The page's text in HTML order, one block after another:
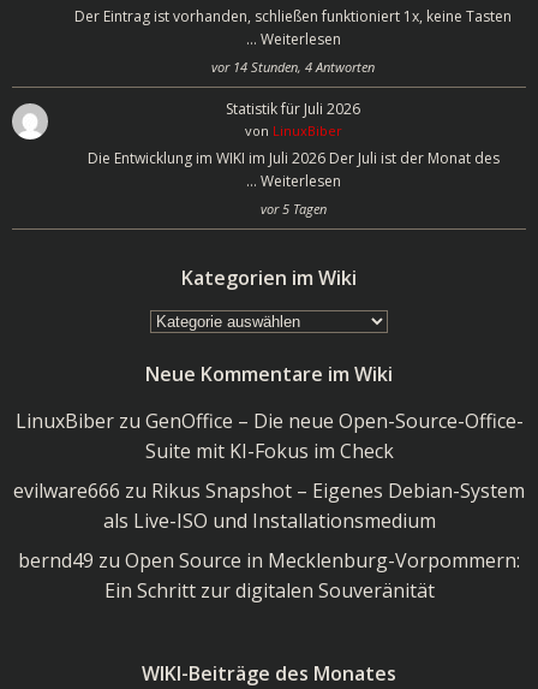
Der Eintrag ist vorhanden, schließen funktioniert 1x, keine Tasten
… Weiterlesen
vor 14 Stunden, 4 Antworten
Statistik für Juli 2026
von LinuxBiber
Die Entwicklung im WIKI im Juli 2026 Der Juli ist der Monat des
… Weiterlesen
vor 5 Tagen
Kategorien im Wiki
Kategorien
Wiki
Neue Kommentare im Wiki
LinuxBiberzu GenOffice – Die neue Open-Source-Office-
Suite mit KI-Fokus im Check
evilware666 zu Rikus Snapshot – Eigenes Debian-System
als Live-ISO und Installationsmedium
bernd49 zu Open Source in Mecklenburg-Vorpommern:
Ein Schritt zur digitalen Souveränität
WIKI-Beiträge des Monates